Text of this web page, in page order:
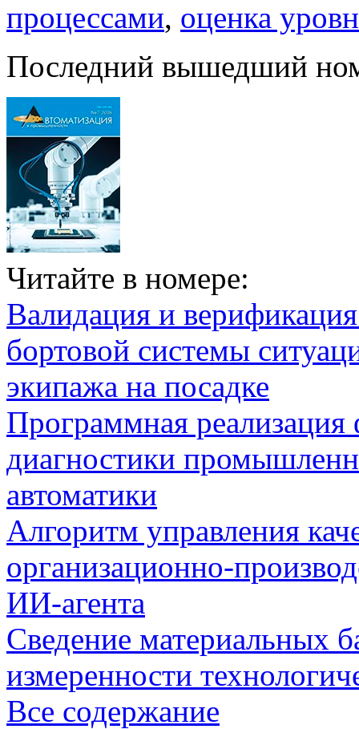
процессами, оценка
Последний вышедший
Читайте в номере:
Валидация и
бортовой системы
экипажа на посадке
Программная
диагностики
автоматики
Алгоритм управления
организационно-
ИИ-агента
Сведение материальных
измеренности
Все содержание